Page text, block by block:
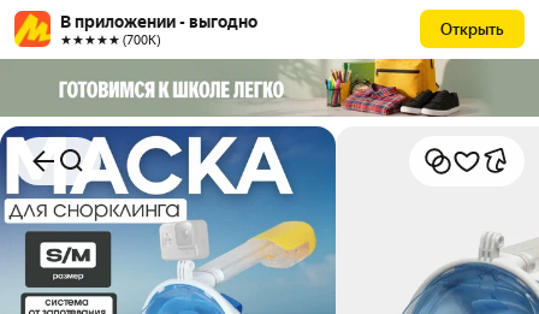
В приложении - выгодно
★★★★★ (700К)
Открыть